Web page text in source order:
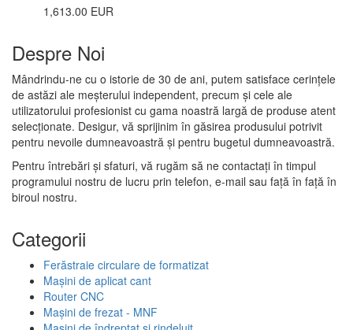
1,613.00 EUR
Despre Noi
Mândrindu-ne cu o istorie de 30 de ani, putem satisface cerințele
de astăzi ale meșterului independent, precum și cele ale
utilizatorului profesionist cu gama noastră largă de produse atent
selecționate. Desigur, vă sprijinim în găsirea produsului potrivit
pentru nevoile dumneavoastră și pentru bugetul dumneavoastră.
Pentru întrebări și sfaturi, vă rugăm să ne contactați în timpul
programului nostru de lucru prin telefon, e-mail sau față în față în
biroul nostru.
Categorii
Ferăstraie circulare de formatizat
Mașini de aplicat cant
Router CNC
Mașini de frezat - MNF